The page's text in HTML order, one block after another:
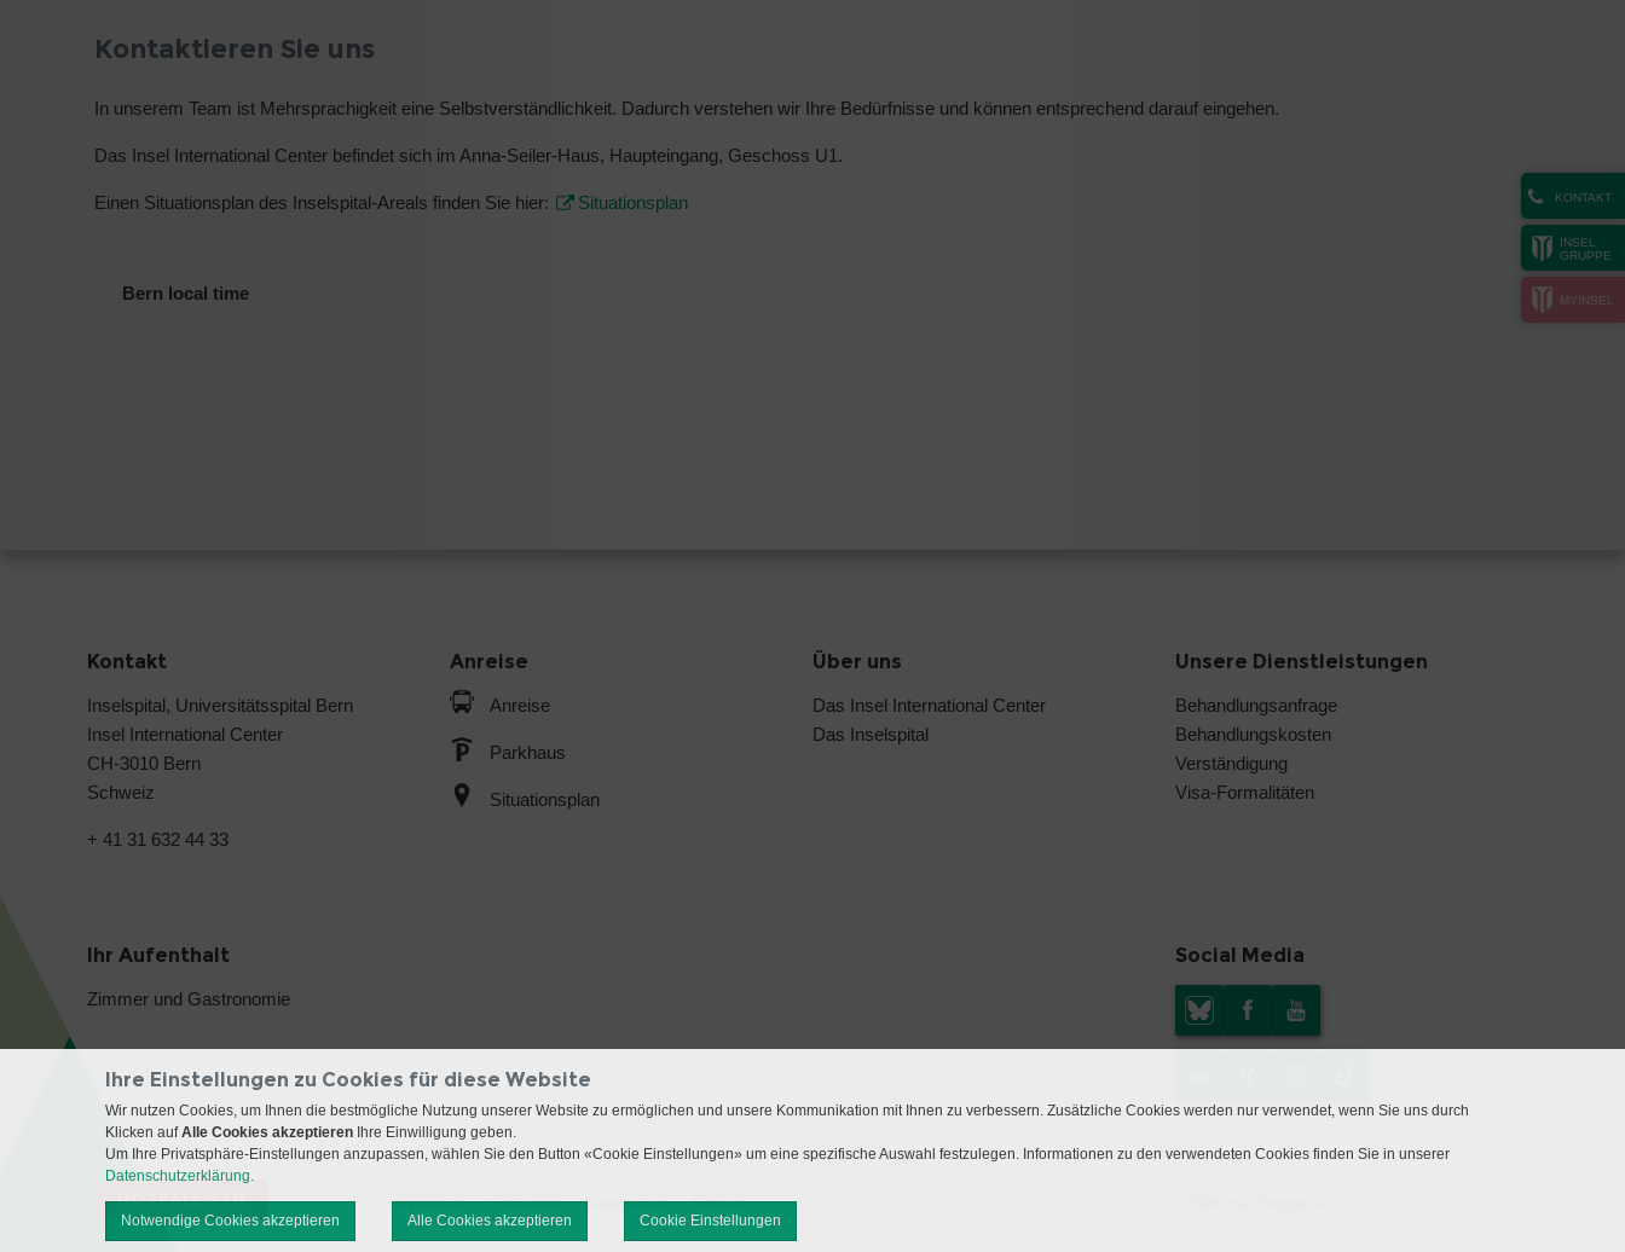
KONTAKT
INSEL
GRUPPE
MYINSEL
Kontaktieren Sie uns
In unserem Team ist Mehrsprachigkeit eine Selbstverständlichkeit. Dadurch verstehen wir Ihre Bedürfnisse und können entsprechend darauf eingehen.
Das Insel International Center befindet sich im Anna-Seiler-Haus, Haupteingang, Geschoss U1.
Einen Situationsplan des Inselspital-Areals finden Sie hier: Situationsplan
Bern local time
Kontakt
Inselspital, Universitätsspital Bern
Insel International Center
CH-3010 Bern
Schweiz
+ 41 31 632 44 33
Anreise
Anreise
Parkhaus
Situationsplan
Über uns
Das Insel International Center
Das Inselspital
Unsere Dienstleistungen
Behandlungsanfrage
Behandlungskosten
Verständigung
Visa-Formalitäten
Ihr Aufenthalt
Zimmer und Gastronomie
Social Media
NOTFALL 24H Impressum Disclaimer Datenschutz Sitemap
Ihre Einstellungen zu Cookies für diese Website
Wir nutzen Cookies, um Ihnen die bestmögliche Nutzung unserer Website zu ermöglichen und unsere Kommunikation mit Ihnen zu verbessern. Zusätzliche Cookies werden nur verwendet, wenn Sie uns durch
Klicken aufAlle Cookies akzeptieren Ihre Einwilligung geben.
Um Ihre Privatsphäre-Einstellungen anzupassen, wählen Sie den Button «Cookie Einstellungen» um eine spezifische Auswahl festzulegen. Informationen zu den verwendeten Cookies finden Sie in unserer
Datenschutzerklärung.
Notwendige Cookies akzeptieren Alle Cookies akzeptieren Cookie Einstellungen